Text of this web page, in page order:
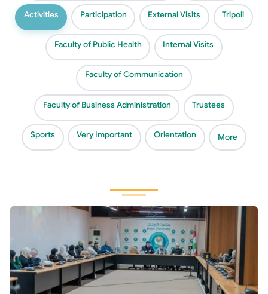
Activities Participation External Visits Tripoli
Faculty of Public Health Internal Visits
Faculty of Communication
Faculty of Business Administration Trustees
Sports Very Important Orientation More